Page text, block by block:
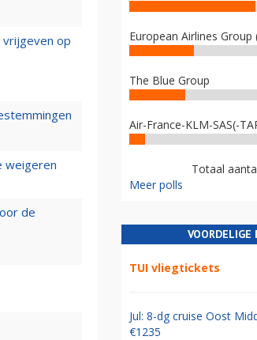
op
weigeren
de
European Airlines Group
The Blue Group
Air-France-KLM-SAS(-
Totaal
Meer polls
VOORDELIGE
TUI vliegtickets
Jul: 8-dg cruise Oost
€1235